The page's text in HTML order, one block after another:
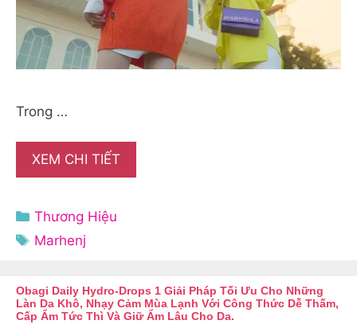
Trong …
XEM CHI TIẾT
Danh
mục
Thương Hiệu
Thẻ
Marhenj
Obagi Daily Hydro-Drops 1 Giải Pháp Tối Ưu Cho Những
Làn Da Khô, Nhạy Cảm Mùa Lạnh Với Công Thức Dễ Thấm,
Cấp Ẩm Tức Thì Và Giữ Ẩm Lâu Cho Da.